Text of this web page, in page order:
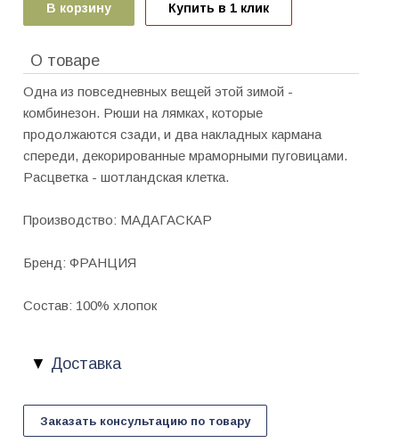
В корзину Купить в 1 клик
О товаре
Одна из повседневных вещей этой зимой -
комбинезон. Рюши на лямках, которые
продолжаются сзади, и два накладных кармана
спереди, декорированные мраморными пуговицами.
Расцветка - шотландская клетка.
Производство: МАДАГАСКАР
Бренд: ФРАНЦИЯ
Состав: 100% хлопок
Доставка
Заказать консультацию по товару